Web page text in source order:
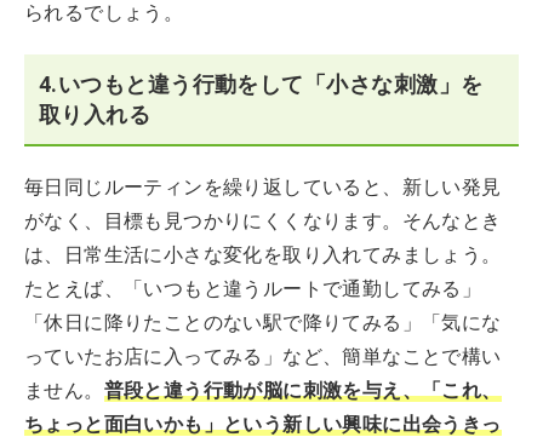
られるでしょう。
4.いつもと違う行動をして「小さな刺激」を
取り入れる
毎日同じルーティンを繰り返していると、新しい発見
がなく、目標も見つかりにくくなります。そんなとき
は、日常生活に小さな変化を取り入れてみましょう。
たとえば、「いつもと違うルートで通勤してみる」
「休日に降りたことのない駅で降りてみる」「気にな
っていたお店に入ってみる」など、簡単なことで構い
ません。 普段と違う行動が脳に刺激を与え、「これ、
ちょっと面白いかも」という新しい興味に出会うきっ